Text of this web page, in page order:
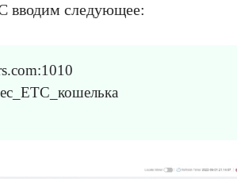
вводим следующее: